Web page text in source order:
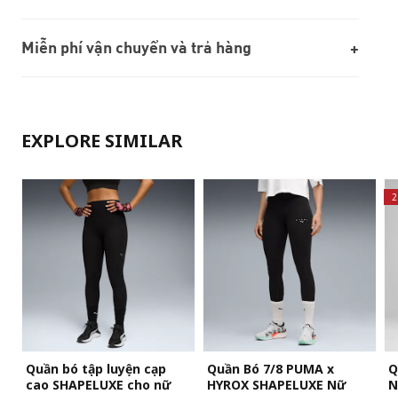
Miễn phí vận chuyển và trả hàng
EXPLORE SIMILAR
Quần bó tập luyện cạp
cao SHAPELUXE cho nữ
Quần Bó 7/8 PUMA x
HYROX SHAPELUXE Nữ